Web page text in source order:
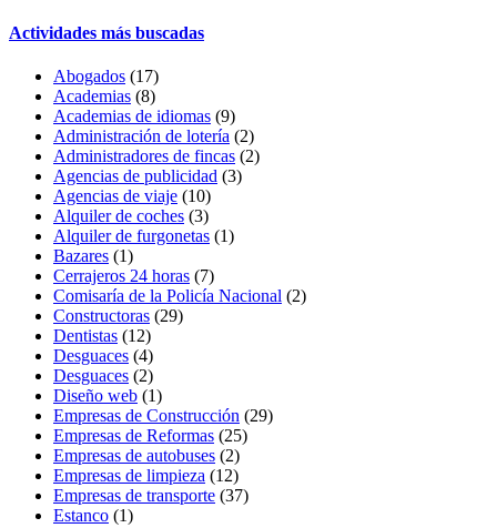
Actividades más buscadas
Abogados (17)
Academias (8)
Academias de idiomas (9)
Administración de lotería (2)
Administradores de fincas (2)
Agencias de publicidad (3)
Agencias de viaje (10)
Alquiler de coches (3)
Alquiler de furgonetas (1)
Bazares (1)
Cerrajeros 24 horas (7)
Comisaría de la Policía Nacional (2)
Constructoras (29)
Dentistas (12)
Desguaces (4)
Desguaces (2)
Diseño web (1)
Empresas de Construcción (29)
Empresas de Reformas (25)
Empresas de autobuses (2)
Empresas de limpieza (12)
Empresas de transporte (37)
Estanco (1)